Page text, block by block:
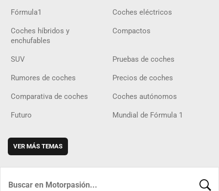
Fórmula1 Coches eléctricos
Coches híbridos y
enchufables
Compactos
SUV Pruebas de coches
Rumores de coches Precios de coches
Comparativa de coches Coches autónomos
Futuro Mundial de Fórmula 1
VER MÁS TEMAS